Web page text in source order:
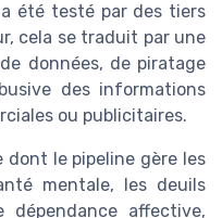
été testé par des tiers
cela se traduit par une
données, de piratage
des informations
ou publicitaires.
dont le pipeline gère les
mentale, les deuils
affective,